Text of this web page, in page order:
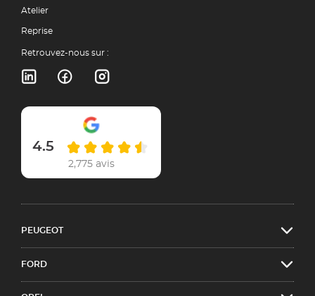
Atelier
Reprise
Retrouvez-nous sur :
4.5
2,775 avis
PEUGEOT
FORD